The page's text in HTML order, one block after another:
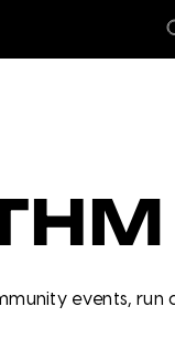
events, run